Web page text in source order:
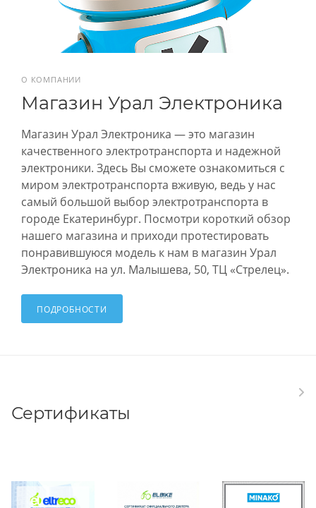
О КОМПАНИИ
Магазин Урал Электроника
Магазин Урал Электроника — это магазин
качественного электротранспорта и надежной
электроники. Здесь Вы сможете ознакомиться с
миром электротранспорта вживую, ведь у нас
самый большой выбор электротранспорта в
городе Екатеринбург. Посмотри короткий обзор
нашего магазина и приходи протестировать
понравившуюся модель к нам в магазин Урал
Электроника на ул. Малышева, 50, ТЦ «Стрелец».
ПОДРОБНОСТИ
Сертификаты